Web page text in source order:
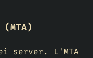
server. L'MTA